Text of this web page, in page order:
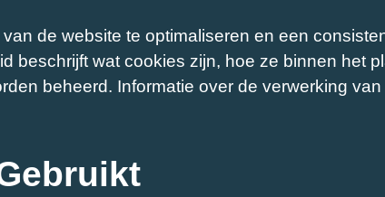
de website te optimaliseren en een
beschrijft wat cookies zijn, hoe ze binnen het
beheerd. Informatie over de verwerking